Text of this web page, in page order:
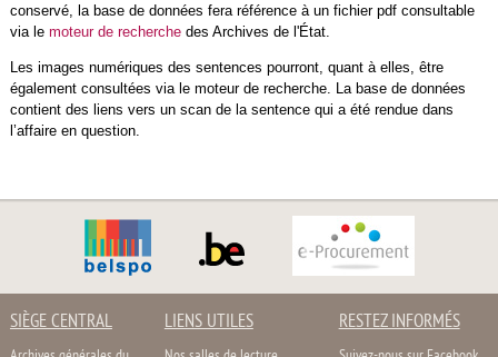
conservé, la base de données fera référence à un fichier pdf consultable
via le moteur de recherchedes Archives de l'État.
Les images numériques des sentences pourront, quant à elles, être
également consultées via le moteur de recherche. La base de données
contient des liens vers un scan de la sentence qui a été rendue dans
l’affaire en question.
SIÈGE CENTRAL LIENS UTILES RESTEZ INFORMÉS